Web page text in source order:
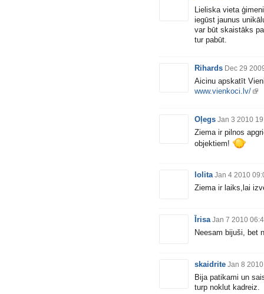
Lieliska vieta
iegūst jaunus
var būt skaistāks
tur pabūt.
Rihards Dec 29
Aicinu apskatīt
www.vienkoci.lv/
Oļegs Jan 3 2010
Ziema ir pilnos
objektiem!
lolita Jan 4 2010
Ziema ir laiks,lai
Īrisa Jan 7 2010
Neesam bijuši, bet
skaidrite Jan 8
Bija patikami un
turp noklut kadreiz.